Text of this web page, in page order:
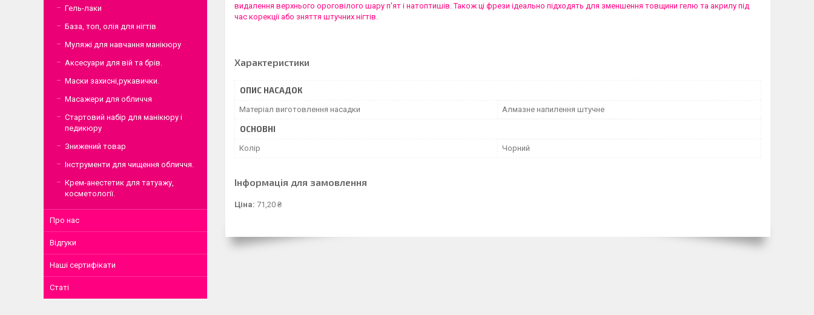
видалення верхнього ороговілого шару п'ят і натоптишів. Також ці фрези ідеально підходять для зменшення товщини гелю та акрилу під
час корекції або зняття штучних нігтів.
Характеристики
ОПИС НАСАДОК
Матеріал виготовлення насадки Алмазне напилення штучне
ОСНОВНІ
Колір Чорний
Інформація для замовлення
Ціна: 71,20 ₴
Гель-лаки
База, топ, олія для нігтів
Муляжі для навчання манікюру
Аксесуари для вій та брів.
Маски захисні,рукавички.
Масажери для обличчя
Стартовий набір для манікюру і
педикюру
Знижений товар
Інструменти для чищення обличчя.
Крем-анестетик для татуажу,
косметології.
Про нас
Відгуки
Наші сертифікати
Статі